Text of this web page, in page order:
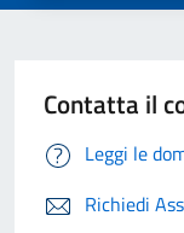
Contatta il
Leggi le
Richiedi